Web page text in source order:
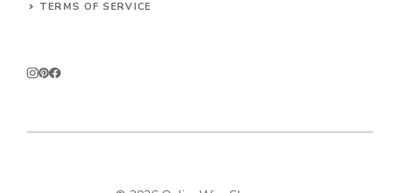
TERMS OF SERVICE